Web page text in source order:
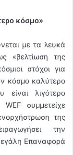
κόσμο»
με τα λευκά
«βελτίωση της
στόχοι για
κόσμο καλύτερο
είναι λιγότερο
συμμετείχε
της
την
Επαναφορά